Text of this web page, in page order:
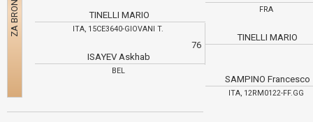
TINELLI MARIO
ITA, 15CE3640-GIOVANI T.
ISAYEV Askhab
BEL
FRA
76
TINELLI MARIO
SAMPINO Francesco
ITA, 12RM0122-FF.GG